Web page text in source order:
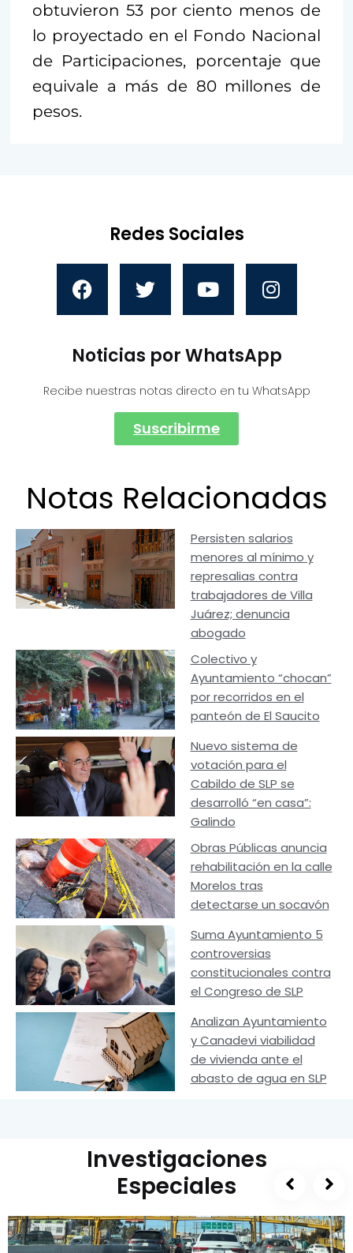
obtuvieron 53 por ciento menos de
lo proyectado en el Fondo Nacional
de Participaciones, porcentaje que
equivale a más de 80 millones de
pesos.
Redes Sociales
Noticias por WhatsApp
Recibe nuestras notas directo en tu WhatsApp
Suscribirme
Notas Relacionadas
Persisten salarios
menores al mínimo y
represalias contra
trabajadores de Villa
Juárez; denuncia
abogado
Colectivo y
Ayuntamiento “chocan”
por recorridos en el
panteón de El Saucito
Nuevo sistema de
votación para el
Cabildo de SLP se
desarrolló “en casa”:
Galindo
Obras Públicas anuncia
rehabilitación en la calle
Morelos tras
detectarse un socavón
Suma Ayuntamiento 5
controversias
constitucionales contra
el Congreso de SLP
Analizan Ayuntamiento
y Canadevi viabilidad
de vivienda ante el
abasto de agua en SLP
Investigaciones
Especiales